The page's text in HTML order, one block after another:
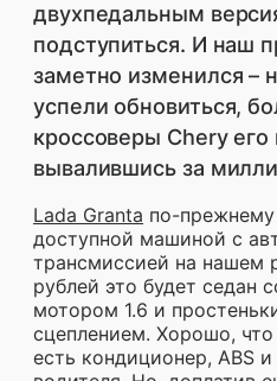
двухпедальным
подступиться. И наш
заметно изменился –
успели обновиться,
кроссоверы Chery его
вывалившись за
Lada Granta по-
доступной машиной с
трансмиссией на нашем
рублей это будет седан
мотором 1.6 и
сцеплением. Хорошо,
есть кондиционер, ABS